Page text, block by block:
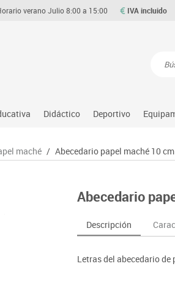
verano Julio 8:00 a 15:00 IVA incluido
Didáctico
Asociación y atención
Espacios exteriores
Juegos heurísticos
Deportivo
Atletismo
Comp. deportivos
Deportes raqueta
maché / Abecedario papel maché 10 cm
Abecedario
Descripción
Letras del abecedario de